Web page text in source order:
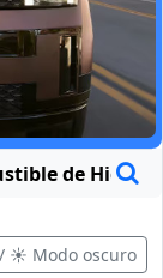
de
☀️ Modo oscuro